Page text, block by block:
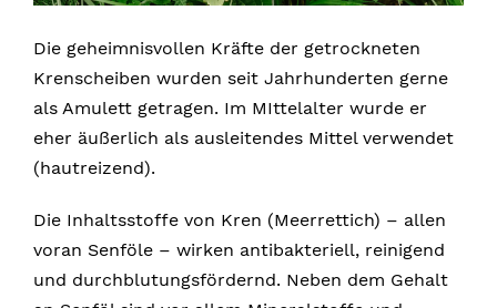
Die geheimnisvollen Kräfte der getrockneten
Krenscheiben wurden seit Jahrhunderten gerne
als Amulett getragen. Im MIttelalter wurde er
eher äußerlich als ausleitendes Mittel verwendet
(hautreizend).
Die Inhaltsstoffe von Kren (Meerrettich) – allen
voran Senföle – wirken antibakteriell, reinigend
und durchblutungsfördernd. Neben dem Gehalt